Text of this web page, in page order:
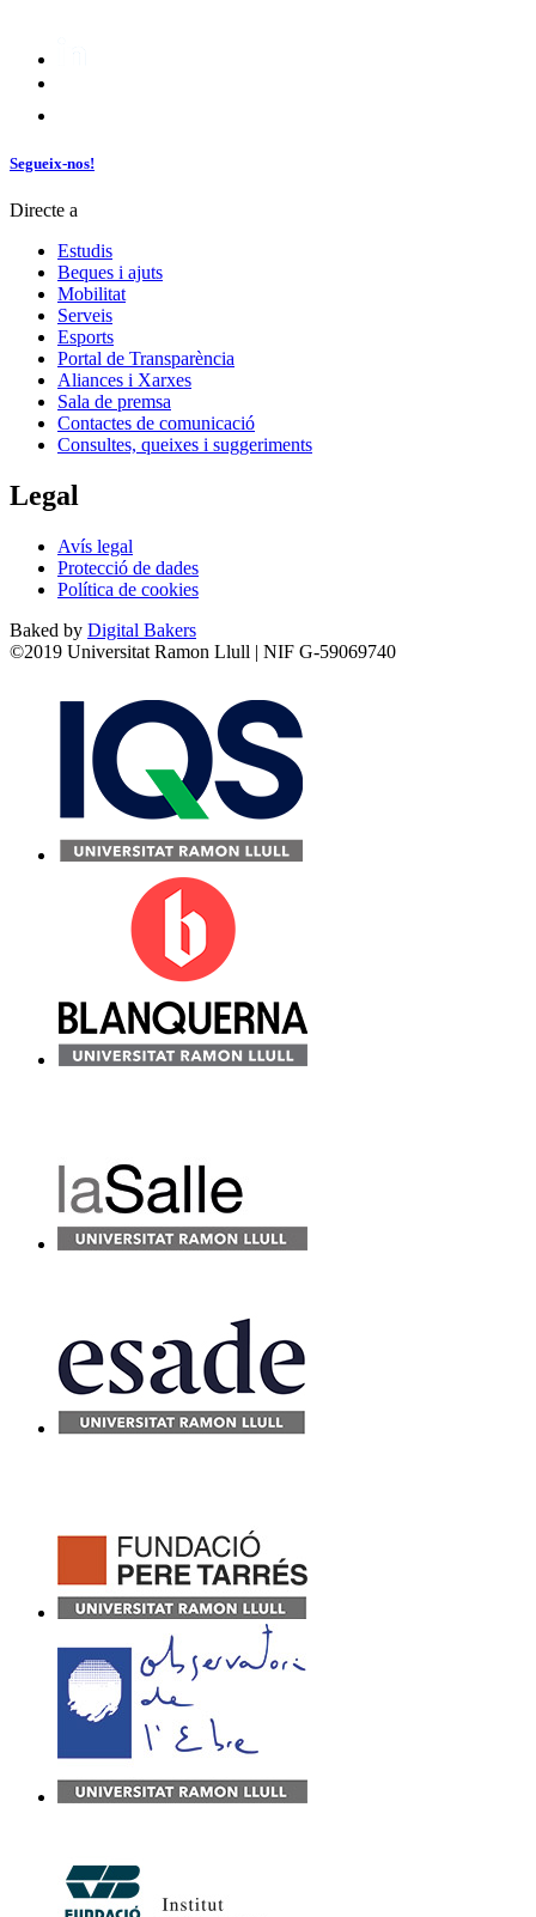
Segueix-nos!
Directe a
Estudis
Beques i ajuts
Mobilitat
Serveis
Esports
Portal de Transparència
Aliances i Xarxes
Sala de premsa
Contactes de comunicació
Consultes, queixes i suggeriments
Legal
Avís legal
Protecció de dades
Política de cookies
Baked by Digital Bakers
©2019 Universitat Ramon Llull | NIF G-59069740